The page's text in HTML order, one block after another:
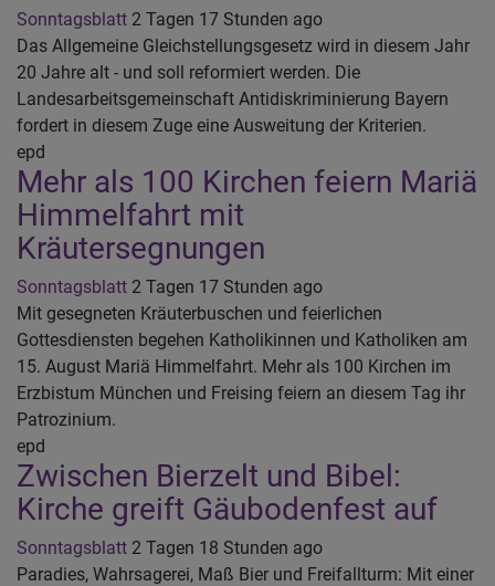
Sonntagsblatt 2 Tagen 17 Stunden ago
Das Allgemeine Gleichstellungsgesetz wird in diesem Jahr
20 Jahre alt - und soll reformiert werden. Die
Landesarbeitsgemeinschaft Antidiskriminierung Bayern
fordert in diesem Zuge eine Ausweitung der Kriterien.
epd
Mehr als 100 Kirchen feiern Mariä
Himmelfahrt mit
Kräutersegnungen
Sonntagsblatt 2 Tagen 17 Stunden ago
Mit gesegneten Kräuterbuschen und feierlichen
Gottesdiensten begehen Katholikinnen und Katholiken am
15. August Mariä Himmelfahrt. Mehr als 100 Kirchen im
Erzbistum München und Freising feiern an diesem Tag ihr
Patrozinium.
epd
Zwischen Bierzelt und Bibel:
Kirche greift Gäubodenfest auf
Sonntagsblatt 2 Tagen 18 Stunden ago
Paradies, Wahrsagerei, Maß Bier und Freifallturm: Mit einer